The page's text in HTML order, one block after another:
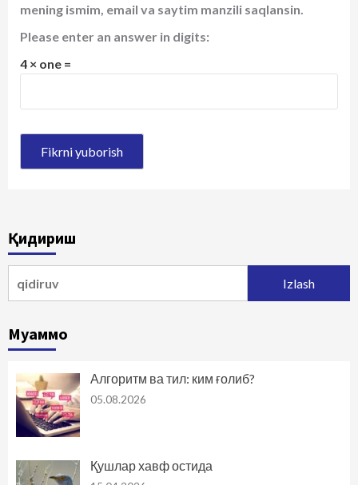
mening ismim, email va saytim manzili saqlansin.
Please enter an answer in digits:
4 × one =
Қидириш
Муаммо
Алгоритм ва тил: ким ғолиб?
05.08.2026
Қушлар хавф остида